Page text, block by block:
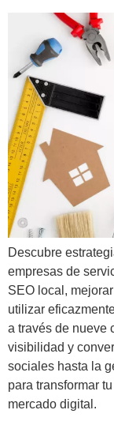
Descubre
empresas de
SEO local,
utilizar
a través de nueve
visibilidad y
sociales hasta la
para transformar
mercado digital.